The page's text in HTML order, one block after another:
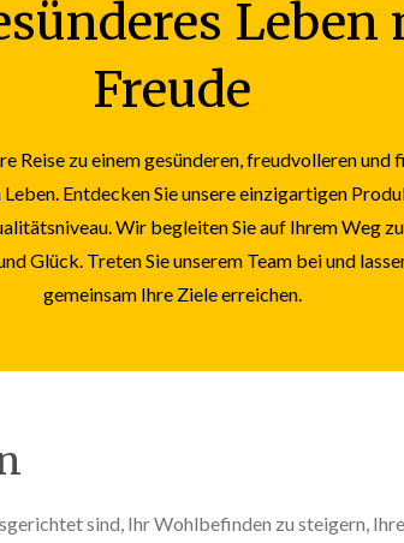
Leben
Freude
Reise zu einem gesünderen, freudvolleren und
Entdecken Sie unsere einzigartigen
Wir begleiten Sie auf Ihrem Weg
Glück. Treten Sie unserem Team bei und
gemeinsam Ihre Ziele erreichen.
sind, Ihr Wohlbefinden zu steigern,